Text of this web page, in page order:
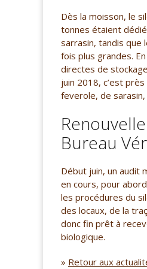
Dès la moisson, le
tonnes étaient
sarrasin, tandis que
fois plus grandes.
directes de
juin 2018, c’est
feverole, de
Bureau
Début juin, un audit
en cours, pour
les procédures du
des locaux, de la
donc fin prêt à
biologique.
» Retour aux